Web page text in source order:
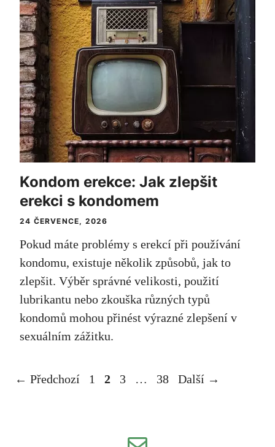
Kondom erekce: Jak zlepšit
erekci s kondomem
24 ČERVENCE, 2026
Pokud máte problémy s erekcí při používání
kondomu, existuje několik způsobů, jak to
zlepšit. Výběr správné velikosti, použití
lubrikantu nebo zkouška různých typů
kondomů mohou přinést výrazné zlepšení v
sexuálním zážitku.
← Předchozí Stránka
1 Stránka
2 Stránka
3 … Stránka
38 Další →